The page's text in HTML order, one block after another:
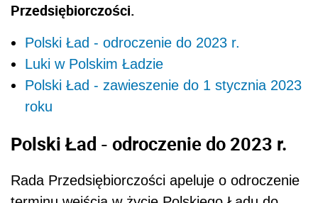
Przedsiębiorczości.
Polski Ład - odroczenie do 2023 r.
Luki w Polskim Ładzie
Polski Ład - zawieszenie do 1 stycznia 2023
roku
Polski Ład - odroczenie do 2023 r.
Rada Przedsiębiorczości apeluje o odroczenie